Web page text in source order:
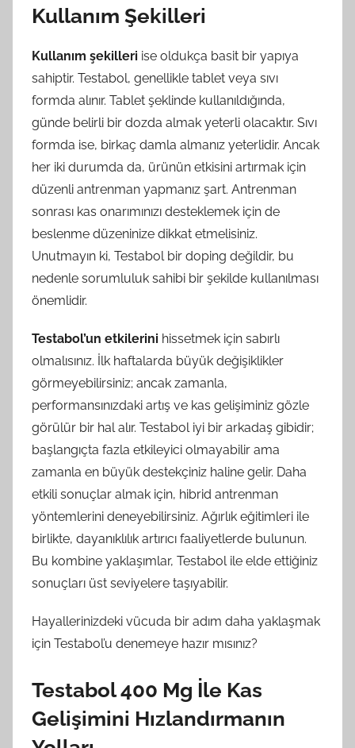
Kullanım Şekilleri
Kullanım şekilleri ise oldukça basit bir yapıya
sahiptir. Testabol, genellikle tablet veya sıvı
formda alınır. Tablet şeklinde kullanıldığında,
günde belirli bir dozda almak yeterli olacaktır. Sıvı
formda ise, birkaç damla almanız yeterlidir. Ancak
her iki durumda da, ürünün etkisini artırmak için
düzenli antrenman yapmanız şart. Antrenman
sonrası kas onarımınızı desteklemek için de
beslenme düzeninize dikkat etmelisiniz.
Unutmayın ki, Testabol bir doping değildir, bu
nedenle sorumluluk sahibi bir şekilde kullanılması
önemlidir.
Testabol’un etkilerini hissetmek için sabırlı
olmalısınız. İlk haftalarda büyük değişiklikler
görmeyebilirsiniz; ancak zamanla,
performansınızdaki artış ve kas gelişiminiz gözle
görülür bir hal alır. Testabol iyi bir arkadaş gibidir;
başlangıçta fazla etkileyici olmayabilir ama
zamanla en büyük destekçiniz haline gelir. Daha
etkili sonuçlar almak için, hibrid antrenman
yöntemlerini deneyebilirsiniz. Ağırlık eğitimleri ile
birlikte, dayanıklılık artırıcı faaliyetlerde bulunun.
Bu kombine yaklaşımlar, Testabol ile elde ettiğiniz
sonuçları üst seviyelere taşıyabilir.
Hayallerinizdeki vücuda bir adım daha yaklaşmak
için Testabol’u denemeye hazır mısınız?
Testabol 400 Mg İle Kas
Gelişimini Hızlandırmanın